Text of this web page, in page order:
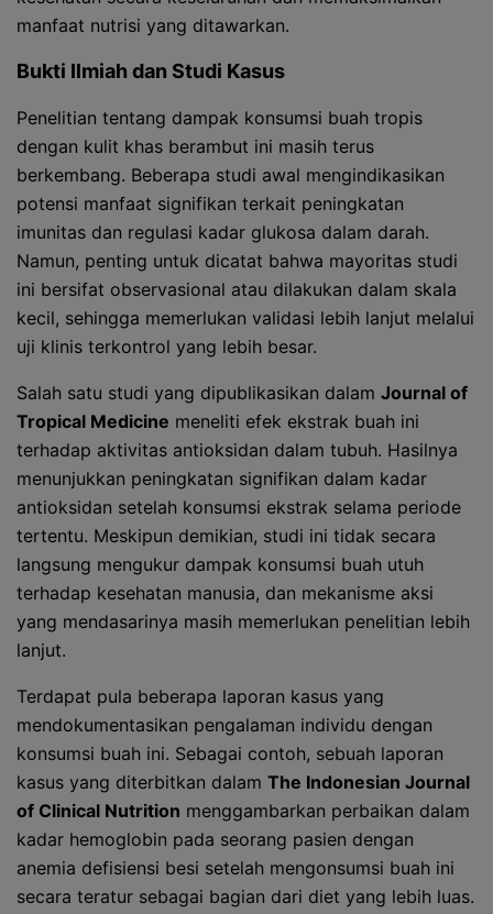
manfaat nutrisi yang ditawarkan.
Bukti Ilmiah dan Studi Kasus
Penelitian tentang dampak konsumsi buah tropis
dengan kulit khas berambut ini masih terus
berkembang. Beberapa studi awal mengindikasikan
potensi manfaat signifikan terkait peningkatan
imunitas dan regulasi kadar glukosa dalam darah.
Namun, penting untuk dicatat bahwa mayoritas studi
ini bersifat observasional atau dilakukan dalam skala
kecil, sehingga memerlukan validasi lebih lanjut melalui
uji klinis terkontrol yang lebih besar.
Salah satu studi yang dipublikasikan dalam Journal of
Tropical Medicine meneliti efek ekstrak buah ini
terhadap aktivitas antioksidan dalam tubuh. Hasilnya
menunjukkan peningkatan signifikan dalam kadar
antioksidan setelah konsumsi ekstrak selama periode
tertentu. Meskipun demikian, studi ini tidak secara
langsung mengukur dampak konsumsi buah utuh
terhadap kesehatan manusia, dan mekanisme aksi
yang mendasarinya masih memerlukan penelitian lebih
lanjut.
Terdapat pula beberapa laporan kasus yang
mendokumentasikan pengalaman individu dengan
konsumsi buah ini. Sebagai contoh, sebuah laporan
kasus yang diterbitkan dalam The Indonesian Journal
of Clinical Nutrition menggambarkan perbaikan dalam
kadar hemoglobin pada seorang pasien dengan
anemia defisiensi besi setelah mengonsumsi buah ini
secara teratur sebagai bagian dari diet yang lebih luas.